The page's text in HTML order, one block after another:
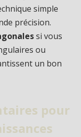
simple
précision.
si vous
ou
un bon
pour